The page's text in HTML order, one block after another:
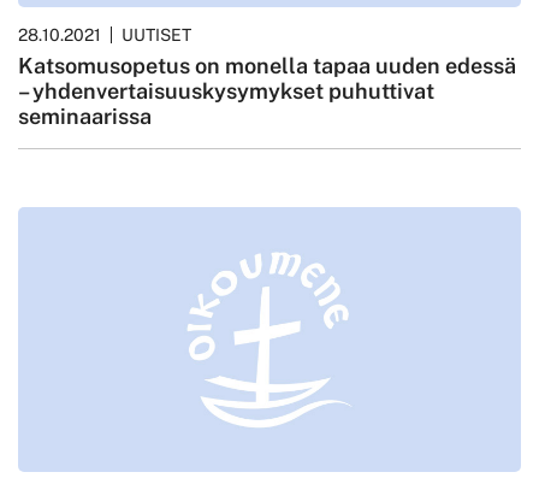
28.10.2021 UUTISET
Katsomusopetus on monella tapaa uuden edessä
– yhdenvertaisuuskysymykset puhuttivat
seminaarissa